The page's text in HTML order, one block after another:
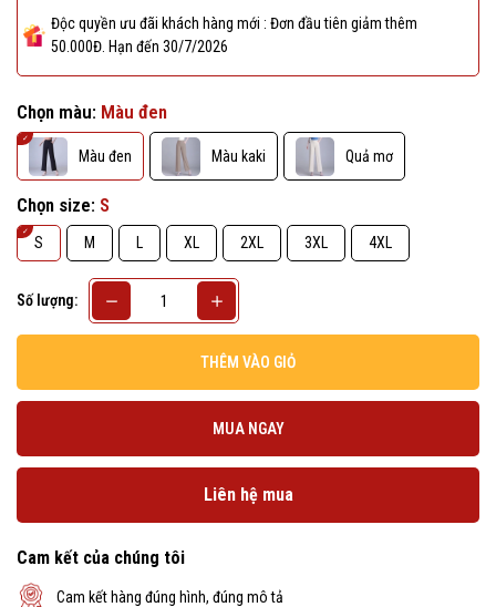
Độc quyền ưu đãi khách hàng mới : Đơn đầu tiên giảm thêm
50.000Đ. Hạn đến 30/7/2026
Chọn màu: Màu đen
Màu đen Màu kaki Quả mơ
Chọn size: S
S M L XL 2XL 3XL 4XL
Số lượng:
THÊM VÀO GIỎ
MUA NGAY
Liên hệ mua
Cam kết của chúng tôi
Cam kết hàng đúng hình, đúng mô tả